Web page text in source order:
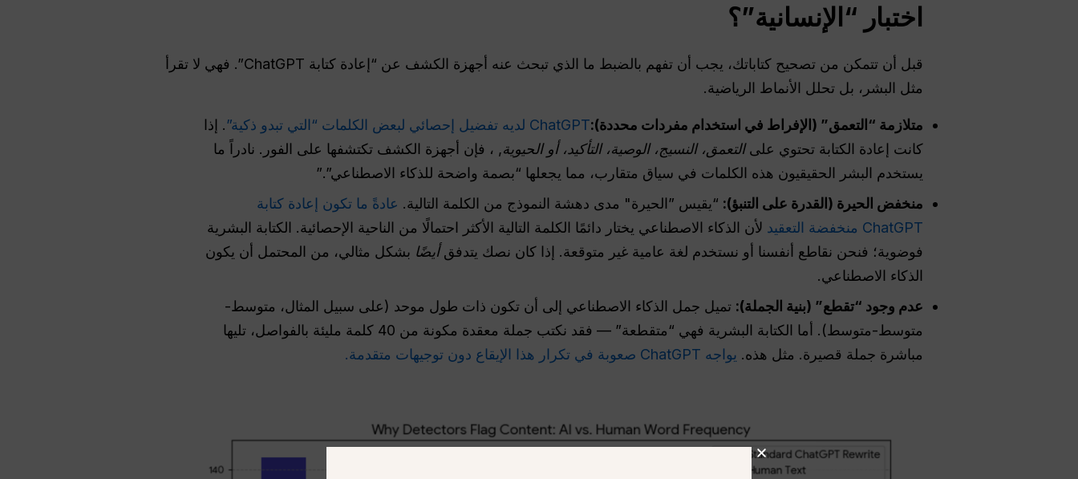
اختبار “الإنسانية”؟
قبل أن تتمكن من تصحيح كتاباتك، يجب أن تفهم بالضبط ما الذي تبحث عنه أجهزة الكشف عن “إعادة كتابة ChatGPT”. فهي لا تقرأ
مثل البشر، بل تحلل الأنماط الرياضية.
متلازمة “التعمق” (الإفراط في استخدام مفردات محددة):ChatGPT لديه تفضيل إحصائي لبعض الكلمات “التي تبدو ذكية”
. إذا
كانت إعادة الكتابة تحتوي علىالتعمق، النسيج، الوصية، التأكيد، أو الحيوية, ، فإن أجهزة الكشف تكتشفها على الفور. نادراً ما
يستخدم البشر الحقيقيون هذه الكلمات في سياق متقارب، مما يجعلها “بصمة واضحة للذكاء الاصطناعي”.”
منخفض الحيرة (القدرة على التنبؤ): “يقيس ”الحيرة" مدى دهشة النموذج من الكلمة التالية. عادةً ما تكون إعادة كتابة
ChatGPT منخفضة التعقيد
لأن الذكاء الاصطناعي يختار دائمًا الكلمة التالية الأكثر احتمالًا من الناحية الإحصائية. الكتابة البشرية
فوضوية؛ فنحن نقاطع أنفسنا أو نستخدم لغة عامية غير متوقعة. إذا كان نصك يتدفقأيضًا بشكل مثالي، من المحتمل أن يكون
الذكاء الاصطناعي.
عدم وجود “تقطع” (بنية الجملة): تميل جمل الذكاء الاصطناعي إلى أن تكون ذات طول موحد (على سبيل المثال، متوسط-
متوسط-متوسط). أما الكتابة البشرية فهي “متقطعة” — فقد نكتب جملة معقدة مكونة من 40 كلمة مليئة بالفواصل، تليها
مباشرة جملة قصيرة. مثل هذه. يواجه ChatGPT صعوبة في تكرار هذا الإيقاع دون توجيهات متقدمة.